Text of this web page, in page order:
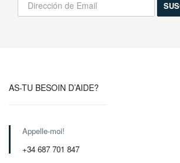
AS-TU BESOIN D’AIDE?
Appelle-moi!
+34 687 701 847